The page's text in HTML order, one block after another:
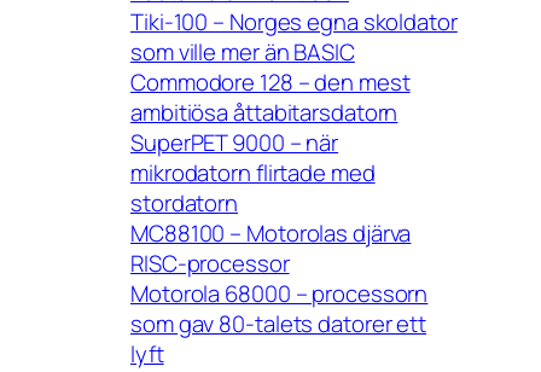
Tiki-100 – Norges egna skoldator
som ville mer än BASIC
Commodore 128 – den mest
ambitiösa åttabitarsdatorn
SuperPET 9000 – när
mikrodatorn flirtade med
stordatorn
MC88100 – Motorolas djärva
RISC-processor
Motorola 68000 – processorn
som gav 80-talets datorer ett
lyft